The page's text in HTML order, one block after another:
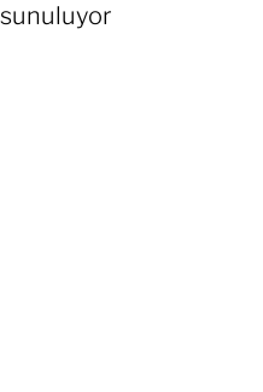
sunuluyor